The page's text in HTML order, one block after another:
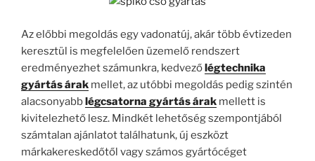
Az előbbi megoldás egy vadonatúj, akár több évtizeden
keresztül is megfelelően üzemelő rendszert
eredményezhet számunkra, kedvezőlégtechnika
gyártás árak mellet, az utóbbi megoldás pedig szintén
alacsonyabblégcsatorna gyártás árak mellett is
kivitelezhető lesz. Mindkét lehetőség szempontjából
számtalan ajánlatot találhatunk, új eszközt
márkakereskedőtől vagy számos gyártócéget